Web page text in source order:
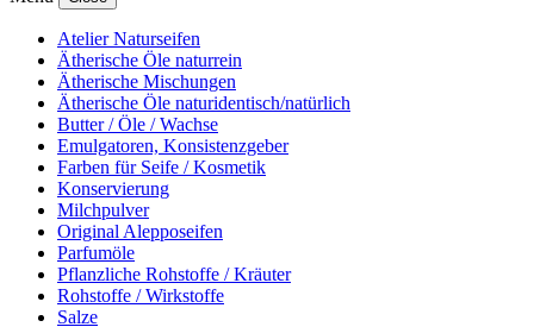
Atelier Naturseifen
Ätherische Öle naturrein
Ätherische Mischungen
Ätherische Öle naturidentisch/natürlich
Butter / Öle / Wachse
Emulgatoren, Konsistenzgeber
Farben für Seife / Kosmetik
Konservierung
Milchpulver
Original Alepposeifen
Parfumöle
Pflanzliche Rohstoffe / Kräuter
Rohstoffe / Wirkstoffe
Salze